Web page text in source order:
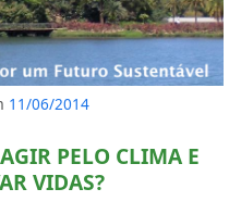
11/06/2014
PELO CLIMA E
VIDAS?